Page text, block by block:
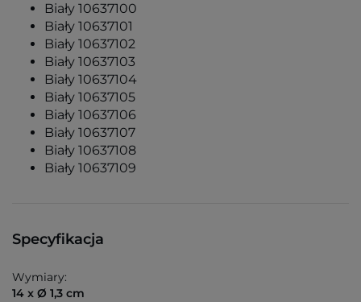
Biały 10637100
Biały 10637101
Biały 10637102
Biały 10637103
Biały 10637104
Biały 10637105
Biały 10637106
Biały 10637107
Biały 10637108
Biały 10637109
Specyfikacja
Wymiary:
14 x Ø 1,3 cm